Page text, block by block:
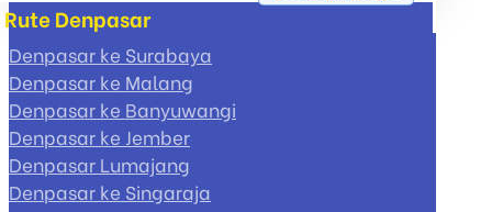
Rute Denpasar
Denpasar ke Surabaya
Denpasar ke Malang
Denpasar ke Banyuwangi
Denpasar ke Jember
Denpasar Lumajang
Denpasar ke Singaraja